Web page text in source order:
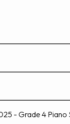
- Grade 4 Piano